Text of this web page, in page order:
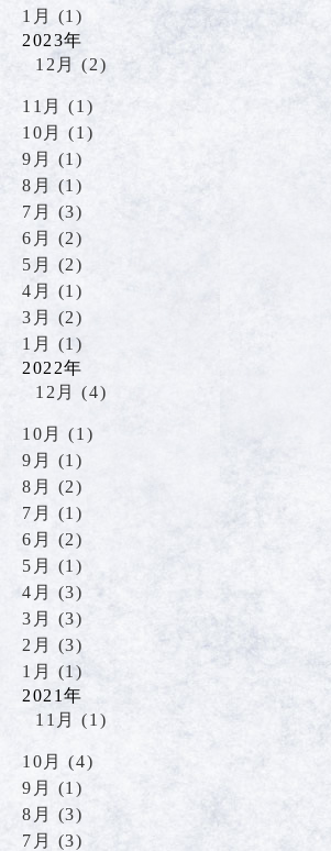
1月 (1)
2023年
12月 (2)
11月 (1)
10月 (1)
9月 (1)
8月 (1)
7月 (3)
6月 (2)
5月 (2)
4月 (1)
3月 (2)
1月 (1)
2022年
12月 (4)
10月 (1)
9月 (1)
8月 (2)
7月 (1)
6月 (2)
5月 (1)
4月 (3)
3月 (3)
2月 (3)
1月 (1)
2021年
11月 (1)
10月 (4)
9月 (1)
8月 (3)
7月 (3)